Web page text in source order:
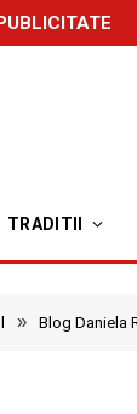
TRADITII
» Blog Daniela